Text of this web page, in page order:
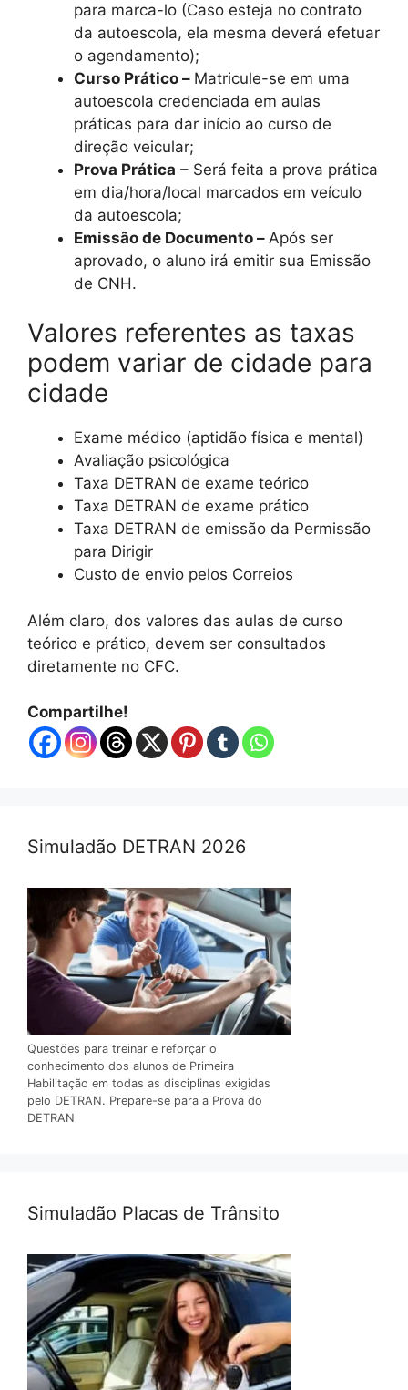
para marca-lo (Caso esteja no contrato
da autoescola, ela mesma deverá efetuar
o agendamento);
Curso Prático – Matricule-se em uma
autoescola credenciada em aulas
práticas para dar início ao curso de
direção veicular;
Prova Prática – Será feita a prova prática
em dia/hora/local marcados em veículo
da autoescola;
Emissão de Documento – Após ser
aprovado, o aluno irá emitir sua Emissão
de CNH.
Valores referentes as taxas
podem variar de cidade para
cidade
Exame médico (aptidão física e mental)
Avaliação psicológica
Taxa DETRAN de exame teórico
Taxa DETRAN de exame prático
Taxa DETRAN de emissão da Permissão
para Dirigir
Custo de envio pelos Correios
Além claro, dos valores das aulas de curso
teórico e prático, devem ser consultados
diretamente no CFC.
Compartilhe!
Simuladão DETRAN 2026
Questões para treinar e reforçar o
conhecimento dos alunos de Primeira
Habilitação em todas as disciplinas exigidas
pelo DETRAN. Prepare-se para a Prova do
DETRAN
Simuladão Placas de Trânsito